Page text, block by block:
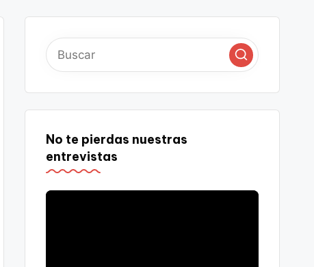
No te pierdas nuestras
entrevistas